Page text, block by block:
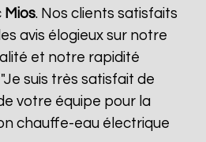
Mios. Nos clients satisfaits
avis élogieux sur notre
et notre rapidité
suis très satisfait de
votre équipe pour la
chauffe-eau électrique